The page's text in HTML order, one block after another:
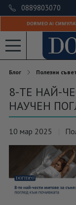
0889803070
Блог Полезни
8-ТЕ НАЙ-
НАУЧЕН
10 мар 2025